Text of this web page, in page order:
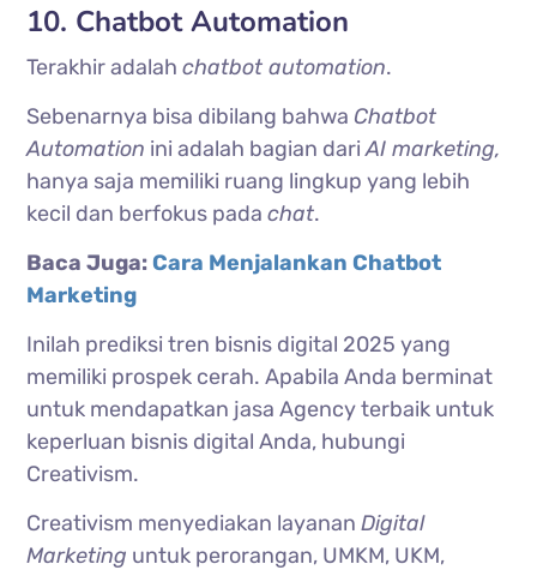
10. Chatbot Automation
Terakhir adalahchatbot automation.
Sebenarnya bisa dibilang bahwa Chatbot
Automation ini adalah bagian dariAI marketing,
hanya saja memiliki ruang lingkup yang lebih
kecil dan berfokus padachat.
Baca Juga:Cara Menjalankan Chatbot
Marketing
Inilah prediksi tren bisnis digital 2025 yang
memiliki prospek cerah. Apabila Anda berminat
untuk mendapatkan jasa Agency terbaik untuk
keperluan bisnis digital Anda, hubungi
Creativism.
Creativism menyediakan layananDigital
Marketing untuk perorangan, UMKM, UKM,